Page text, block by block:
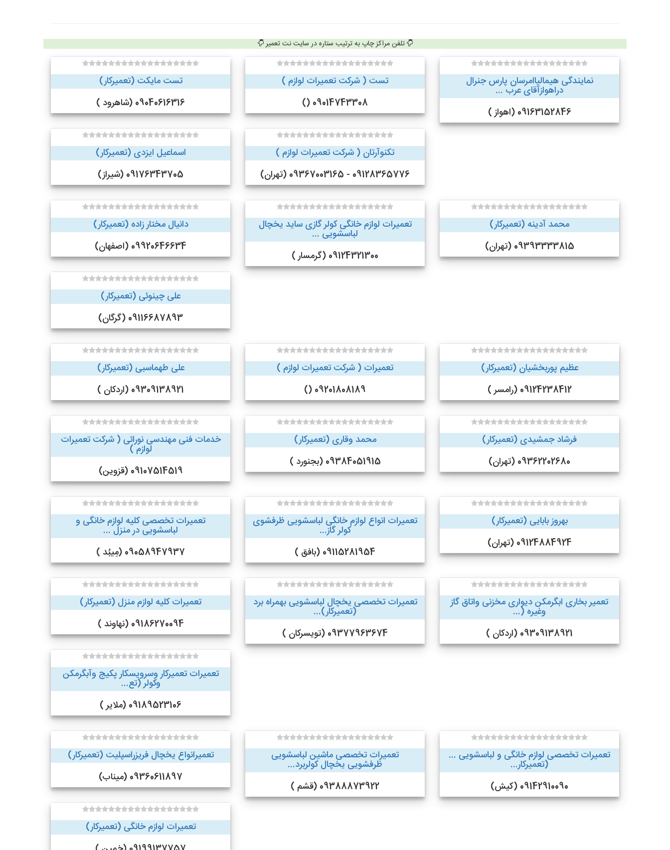
تلفن مراکز چاپ به ترتیب ستاره در سایت نت تعمیر
نمایندگی هیمالیاامرسان پارس جنرال
دراهوازآقای عرب ...
09163152846 (اهواز )
تست ( شرکت تعمیرات لوازم )
09014743308 ()
تست مایکت (تعمیرکار)
09040616316 (شاهرود )
تکنوآرتان ( شرکت تعمیرات لوازم )
09128365776 - 09367003165 (تهران)
اسماعیل ایزدی (تعمیرکار)
09176343705 (شیراز)
محمد آدینه (تعمیرکار)
09393333815 (تهران)
تعمیرات لوازم خانگی کولر گازی ساید یخچال
لباسشویی ...
09124321300 (گرمسار )
دانیال مختار زاده (تعمیرکار)
09920646634 (اصفهان)
علی چینوئی (تعمیرکار)
09116687893 (گرگان)
عظیم پوربخشیان (تعمیرکار)
09124238412 (رامسر )
تعمیرات ( شرکت تعمیرات لوازم )
09201808189 ()
علی طهماسبی (تعمیرکار)
09309138921 (اردکان )
فرشاد جمشیدی (تعمیرکار)
09362202680 (تهران)
محمد وقاری (تعمیرکار)
09384051915 (بجنورد )
خدمات فنی مهندسی نورائی ( شرکت تعمیرات
لوازم )
09107514519 (قزوین)
بهروز بابایی (تعمیرکار)
09124884924 (تهران)
تعمیرات انواع لوازم خانگی لباسشویی ظرفشوی
کولر گاز...
09115281954 (بافق )
تعمیرات تخصصی کلیه لوازم خانگی و
لباسشویی در منزل ...
09058947937 (مِیبُد )
تعمیر بخاری ابگرمکن دیواری مخزنی واتاق گاز
وغیره (...
09309138921 (اردکان )
تعمیرات تخصصی یخچال لباسشویی بهمراه برد
(تعمیرکار)...
09377963674 (تویسرکان )
تعمیرات کلیه لوازم منزل (تعمیرکار)
09186270094 (نهاوند )
تعمیرات تعمیرکار وسرویسکار پکیج وآبگرمکن
وکولر (تع...
09189523106 (ملایر )
تعمیرات تخصصی لوازم خانگی و لباسشویی ...
(تعمیرکار...
09142910090 (کیش)
تعمیرات تخصصی ماشین لباسشویی
ظرفشویی یخچال کولربرد...
09388873922 (قشم )
تعمیرانواع یخچال فریزراسپلیت (تعمیرکار)
09360611897 (میناب)
تعمیرات لوازم خانگی (تعمیرکار)